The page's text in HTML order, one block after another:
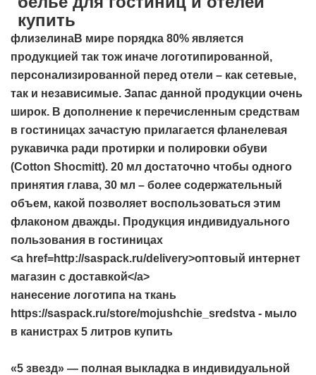
купить
флизелинаВ мире порядка 80% является
продукцией так тож иначе логотипированной,
персонализированной перед отели – как сетевые,
так и независимые. Запас данной продукции очень
широк. В дополнение к перечисленным средствам
в гостиницах зачастую прилагается фланелевая
рукавичка ради протирки и полировки обуви
(Cotton Shocmitt). 20 мл достаточно чтобы одного
принятия глава, 30 мл – более содержательный
объем, какой позволяет воспользоваться этим
флаконом дважды. Продукция индивидуального
пользования в гостиницах
<a href=http://saspack.ru/delivery>оптовый интернет
магазин с доставкой</a>
нанесение логотипа на ткань
https://saspack.ru/store/mojushchie_sredstva - мыло
в канистрах 5 литров купить
«5 звезд» — полная выкладка в индивидуальной